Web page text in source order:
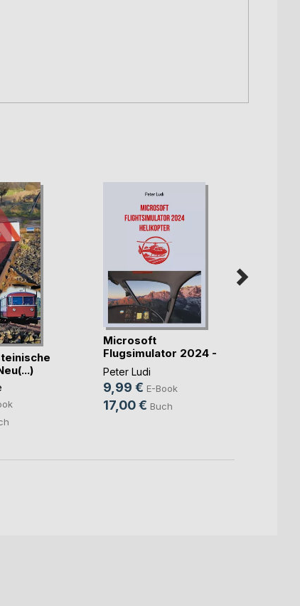
Microsoft
Flugsimulator 2024 -
Hel(...)
Peter Ludi
9,99 € E-Book
17,00 € Buch